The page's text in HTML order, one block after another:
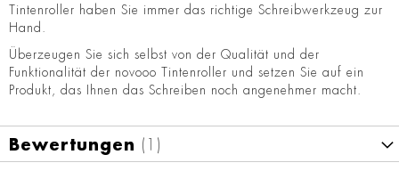
Tintenroller haben Sie immer das richtige Schreibwerkzeug zur
Hand.
Überzeugen Sie sich selbst von der Qualität und der
Funktionalität der novooo Tintenroller und setzen Sie auf ein
Produkt, das Ihnen das Schreiben noch angenehmer macht.
Bewertungen